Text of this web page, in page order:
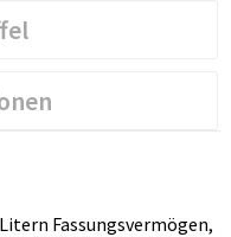
Fassungsvermögen,